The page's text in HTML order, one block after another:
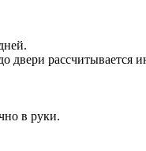
двери рассчитывается
в руки.